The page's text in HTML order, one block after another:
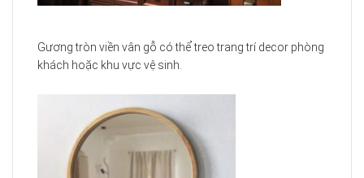
Gương tròn viền vân gỗ có thể treo trang trí decor phòng
khách hoặc khu vực vệ sinh.